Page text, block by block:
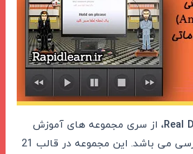
، از سری مجموعه های آموزش
زبان انگلیسی به زبان فارسی می باشد. این مجموعه در قالب 21